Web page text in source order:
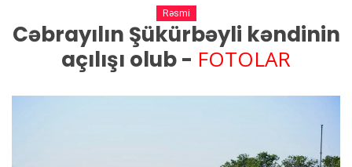
Rəsmi
Cəbrayılın Şükürbəyli kəndinin
açılışı olub - FOTOLAR